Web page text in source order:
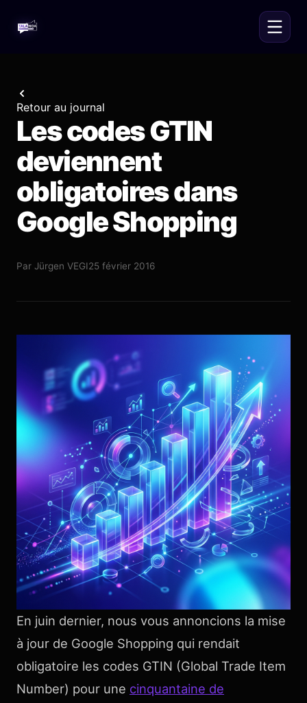
Retour au journal
Les codes GTIN
deviennent
obligatoires dans
Google Shopping
Par Jürgen VEGI25 février 2016
En juin dernier, nous vous annoncions la mise
à jour de Google Shopping qui rendait
obligatoire les codes GTIN (Global Trade Item
Number) pour une cinquantaine de